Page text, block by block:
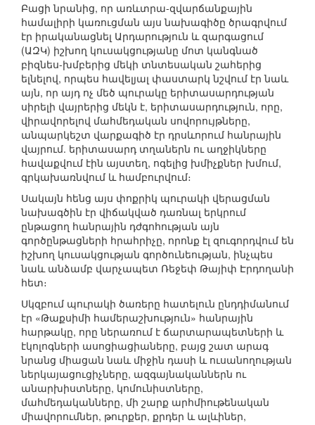
Բացի նրանից, որ առևտրա-զվարճանքային
համալիրի կառուցման այս նախագիծը ծրագրվում
էր իրականացնել Արդարություն և զարգացում
(ԱԶԿ) իշխող կուսակցությանը մոտ կանգնած
բիզնես-խմբերից մեկի տնտեսական շահերից
ելնելով, որպես հավելյալ փաստարկ նշվում էր նաև
այն, որ այդ ոչ մեծ պուրակը երիտասարդության
սիրելի վայրերից մեկն է, երիտասարդություն, որը,
վիրավորելով մահմեդական սովորույթները,
անպարկեշտ վարքագիծ էր դրսևորում հանրային
վայրում. երիտասարդ տղաներն ու աղջիկները
հավաքվում էին այստեղ, ոգելից խմիչքներ խմում,
գրկախառնվում և համբուրվում։
Սակայն հենց այս փոքրիկ պուրակի վերացման
նախագծին էր վիճակված դառնալ երկրում
ընթացող հանրային դժգոհության այն
գործընթացների հրահրիչը, որոնք էլ զուգորդվում են
իշխող կուսակցության գործունեության, ինչպես
նաև անձամբ վարչապետ Ռեջեփ Թայիփ Էրդողանի
հետ։
Սկզբում պուրակի ծառերը հատելուն ընդդիմանում
էր «Թաքսիմի համերաշխություն» հանրային
հարթակը, որը ներառում է ճարտարապետների և
էկոլոգների ասոցիացիաները, բայց շատ արագ
նրանց միացան նաև միջին դասի և ուսանողության
ներկայացուցիչները, ազգայնականներն ու
անարխիստները, կոմունիստները,
մահմեդականները, մի շարք արհմիութենական
միավորումներ, թուրքեր, քրդեր և ալևիներ,